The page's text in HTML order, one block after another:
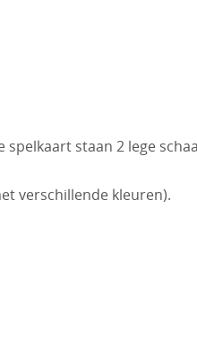
spelkaart staan 2 lege
verschillende kleuren).